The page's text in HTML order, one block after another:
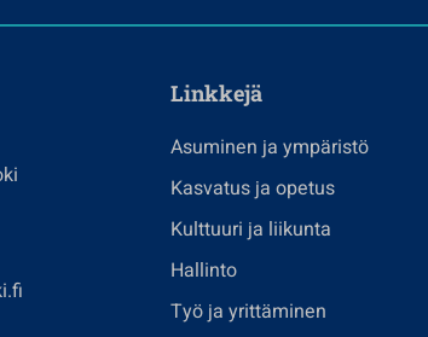
Linkkejä
Asuminen ja ympäristö
Kasvatus ja opetus
Kulttuuri ja liikunta
Hallinto
Työ ja yrittäminen